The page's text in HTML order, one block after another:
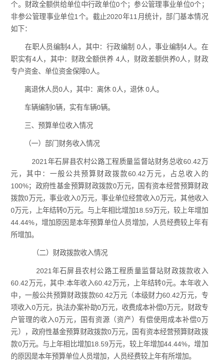
个。财政全额供给单位中行政单位0个；参公管理事业单位0个；
非参公管理事业单位1个。截止2020年11月统计，部门基本情况
如下：
在职人员编制4人，其中：行政编制 0人，事业编制4人。在
职实有4人，其中：财政全额供养 4人，财政差额供养0人，财政
专户资金、单位资金保障0人。
离退休人员0人，其中：离休 0人，退休 0人。
车辆编制0辆，实有车辆0辆。
三、预算单位收入情况
（一）部门财务收入情况
2021年石屏县农村公路工程质量监督站财务总收60.42万
元，其中：一般公共预算财政拨款60.42万元，占总收入的
100%；政府性基金预算财政拨款0万元，国有资本经营预算财政
拨款0万元，事业收入0万元，事业单位经营收入0万元，其他收入
0万元，上年结转0万元。与上年相比增加18.59万元，较上年增加
44.44%，增加原因是本年预算单位人员增加，人员经费较上年有
所增加。
（二）财政拨款收入情况
2021年石屏县农村公路工程质量监督站财政拨款收入
60.42万元，其中:本年收入60.42万元，上年结转0元。本年收入
中，一般公共预算财政拨款60.42万元（本级财力60.42万元，专
项收入0万元，执法办案补助0万元，收费成本补偿0万元，财政专
户管理的收入0万元，国有资源（资产）有偿使用成本补偿0万
元），政府性基金预算财政拨款0万元，国有资本经营预算财政拨
款0万元。与上年相比增加18.59万元，较上年增加44.44%，增加
的原因是本年预算单位人员增加，人员经费较上年有所增加。